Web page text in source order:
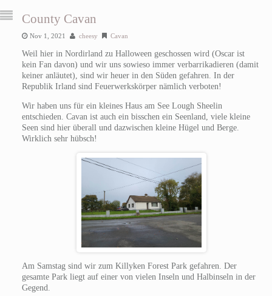
County Cavan
Nov 1, 2021 cheesy Cavan
Weil hier in Nordirland zu Halloween geschossen wird (Oscar ist
kein Fan davon) und wir uns sowieso immer verbarrikadieren (damit
keiner anläutet), sind wir heuer in den Süden gefahren. In der
Republik Irland sind Feuerwerkskörper nämlich verboten!
Wir haben uns für ein kleines Haus am See Lough Sheelin
entschieden. Cavan ist auch ein bisschen ein Seenland, viele kleine
Seen sind hier überall und dazwischen kleine Hügel und Berge.
Wirklich sehr hübsch!
Am Samstag sind wir zum Killyken Forest Park gefahren. Der
gesamte Park liegt auf einer von vielen Inseln und Halbinseln in der
Gegend.